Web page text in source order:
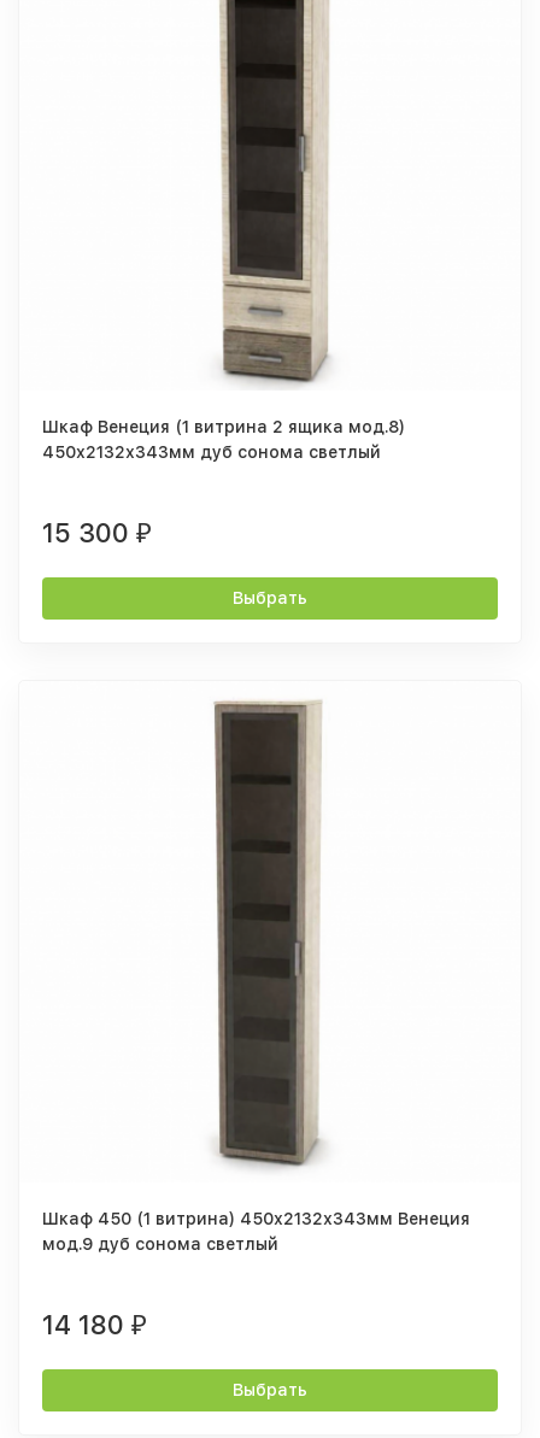
Шкаф Венеция (1 витрина 2 ящика мод.8)
450х2132х343мм дуб сонома светлый
15 300 ₽
Выбрать
Шкаф 450 (1 витрина) 450х2132х343мм Венеция
мод.9 дуб сонома светлый
14 180 ₽
Выбрать